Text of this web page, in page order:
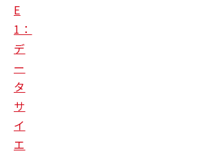
E
1：
デ
ー
タ
サ
イ
エ